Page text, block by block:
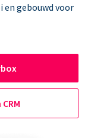
en gebouwd voor